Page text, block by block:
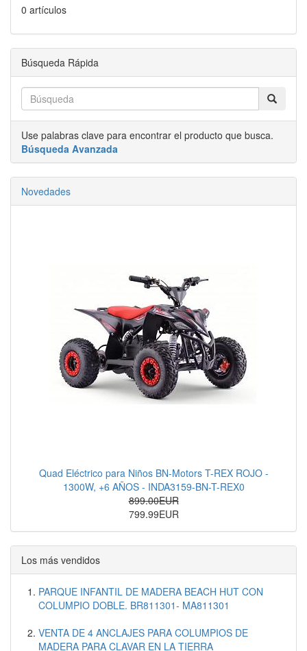
0 artículos
Búsqueda Rápida
Use palabras clave para encontrar el producto que busca.
Búsqueda Avanzada
Novedades
Quad Eléctrico para Niños BN-Motors T-REX ROJO -
1300W, +6 AÑOS - INDA3159-BN-T-REX0
899.00EUR
799.99EUR
Los más vendidos
PARQUE INFANTIL DE MADERA BEACH HUT CON
COLUMPIO DOBLE. BR811301- MA811301
VENTA DE 4 ANCLAJES PARA COLUMPIOS DE
MADERA PARA CLAVAR EN LA TIERRA